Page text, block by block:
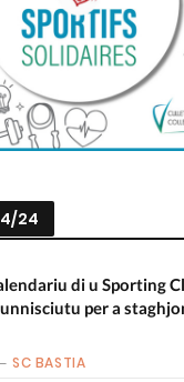
24
di u Sporting
per a
SC BASTIA